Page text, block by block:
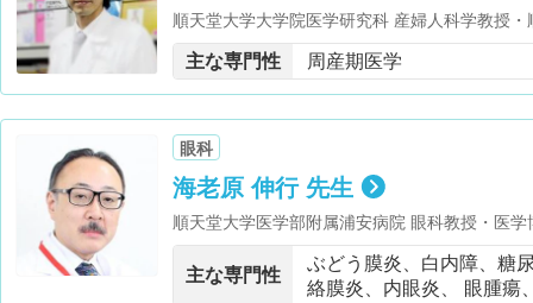
順天堂大学大学院医学研究科 産婦人科学教授
長・医学博士 取得・新生児蘇生法 インストラ
主な専門性 周産期医学
眼科
海老原 伸行 先生
順天堂大学医学部附属浦安病院 眼科教授・医
日本眼炎症学会 評議委員・日本眼科アレルギー
主な専門性
ぶどう膜炎、白内障、糖
絡膜炎、内眼炎、 眼腫瘍